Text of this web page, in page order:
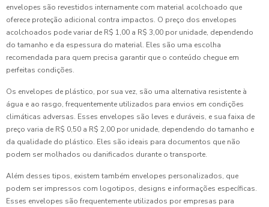
envelopes são revestidos internamente com material acolchoado que
oferece proteção adicional contra impactos. O preço dos envelopes
acolchoados pode variar de R$ 1,00 a R$ 3,00 por unidade, dependendo
do tamanho e da espessura do material. Eles são uma escolha
recomendada para quem precisa garantir que o conteúdo chegue em
perfeitas condições.
Os envelopes de plástico, por sua vez, são uma alternativa resistente à
água e ao rasgo, frequentemente utilizados para envios em condições
climáticas adversas. Esses envelopes são leves e duráveis, e sua faixa de
preço varia de R$ 0,50 a R$ 2,00 por unidade, dependendo do tamanho e
da qualidade do plástico. Eles são ideais para documentos que não
podem ser molhados ou danificados durante o transporte.
Além desses tipos, existem também envelopes personalizados, que
podem ser impressos com logotipos, designs e informações específicas.
Esses envelopes são frequentemente utilizados por empresas para